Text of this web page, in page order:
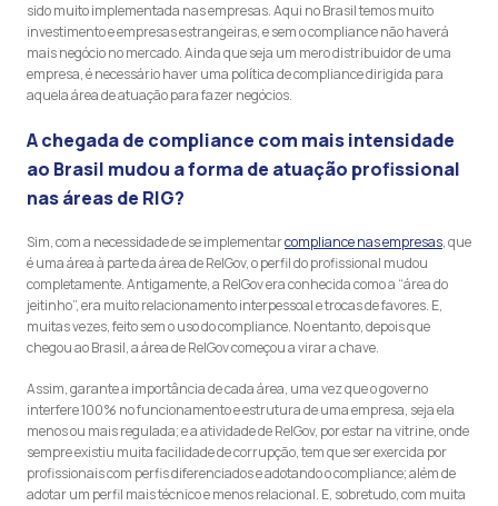
sido muito implementada nas empresas. Aqui no Brasil temos muito
investimento e empresas estrangeiras, e sem o compliance não haverá
mais negócio no mercado. Ainda que seja um mero distribuidor de uma
empresa, é necessário haver uma política de compliance dirigida para
aquela área de atuação para fazer negócios.
A chegada de compliance com mais intensidade
ao Brasil mudou a forma de atuação profissional
nas áreas de RIG?
Sim, com a necessidade de se implementarcompliance nas empresas, que
é uma área à parte da área de RelGov, o perfil do profissional mudou
completamente. Antigamente, a RelGov era conhecida como a “área do
jeitinho”, era muito relacionamento interpessoal e trocas de favores. E,
muitas vezes, feito sem o uso do compliance. No entanto, depois que
chegou ao Brasil, a área de RelGov começou a virar a chave.
Assim, garante a importância de cada área, uma vez que o governo
interfere 100% no funcionamento e estrutura de uma empresa, seja ela
menos ou mais regulada; e a atividade de RelGov, por estar na vitrine, onde
sempre existiu muita facilidade de corrupção, tem que ser exercida por
profissionais com perfis diferenciados e adotando o compliance; além de
adotar um perfil mais técnico e menos relacional. E, sobretudo, com muita